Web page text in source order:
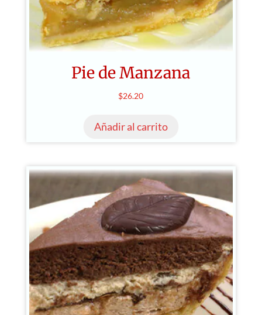
Pie de Manzana
$26.20
Añadir al carrito